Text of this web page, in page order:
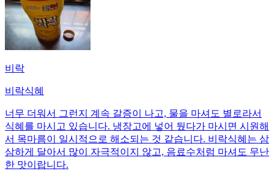
비락
비락식혜
너무 더워서 그런지 계속 갈증이 나고, 물을 마셔도 별로라서
식혜를 마시고 있습니다. 냉장고에 넣어 뒀다가 마시면 시원해
서 목마름이 일시적으로 해소되는 것 같습니다. 비락식혜는 삼
삼하게 달아서 많이 자극적이지 않고, 음료수처럼 마셔도 무난
한 맛이랍니다.